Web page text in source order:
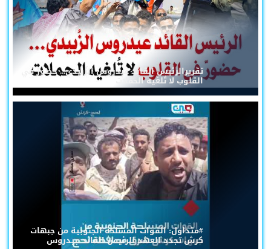
تقريرالرئيس القائد عيدروس الزُبيدي... حضورٌ في
القلوب لا تُلغيه الحملات
#متداول: القوات المسلحة الجنوبية من جبهات
كرش تجدد العهد للرئيس القائد عيدروس